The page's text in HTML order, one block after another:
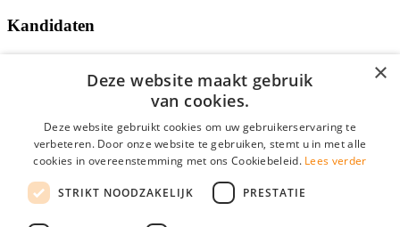
Kandidaten
Vacatures
Over Vacatures Overheid Online
YoungCapital IOS App
YoungCapital Android App
×
Deze website maakt gebruik
van cookies.
Deze website gebruikt cookies om uw gebruikerservaring te
verbeteren. Door onze website te gebruiken, stemt u in met alle
cookies in overeenstemming met ons Cookiebeleid. Lees verder
STRIKT NOODZAKELIJK PRESTATIE